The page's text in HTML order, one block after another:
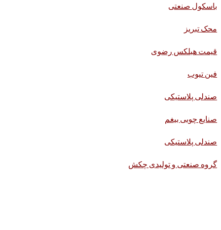
باسکول صنعتی
محک تبریز
قیمت هبلکس رضوی
فین تیوب
صندلی پلاستیکی
صنایع چوبی بیغم
صندلی پلاستیکی
گروه صنعتی و تولیدی چکش